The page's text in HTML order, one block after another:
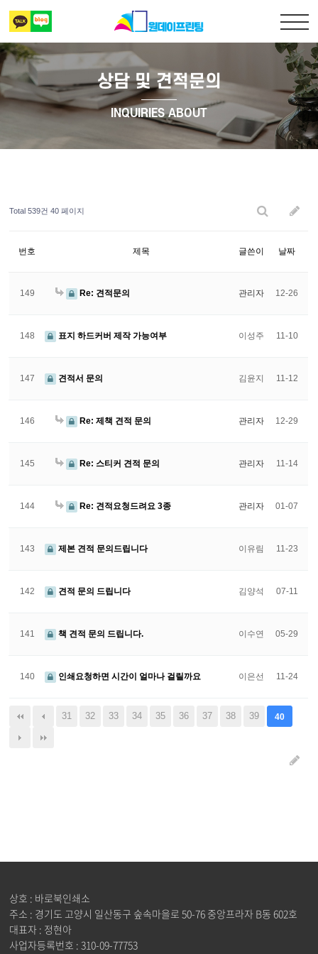
출력복사
책만들기
상담 및 견적문의
INQUIRIES ABOUT
Total 539건 40 페이지
번호 제목 글쓴이 날짜
149 Re: 견적문의 관리자 12-26
148 표지 하드커버 제작 가능여부 이성주 11-10
147 견적서 문의 김윤지 11-12
146 Re: 제책 견적 문의 관리자 12-29
145 Re: 스티커 견적 문의 관리자 11-14
144 Re: 견적요청드려요 3종 관리자 01-07
143 제본 견적 문의드립니다 이유림 11-23
142 견적 문의 드립니다 김양석 07-11
141 책 견적 문의 드립니다. 이수연 05-29
140 인쇄요청하면 시간이 얼마나 걸릴까요 이은선 11-24
31 32 33 34 35 36 37 38 39 40
상호 : 바로북인쇄소
주소 : 경기도 고양시 일산동구 숲속마을로 50-76 중앙프라자 B동 602호
대표자 : 정현아
사업자등록번호 : 310-09-77753